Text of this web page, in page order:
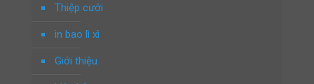
Thiệp cưới
in bao lì xì
Giới thiệu